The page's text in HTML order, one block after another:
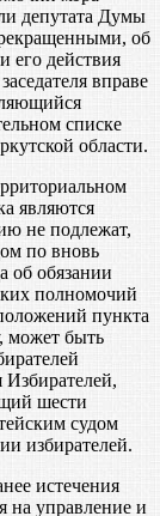
депутата Думы
об
его действия
вправе
списке
области.
являются
не подлежат,
по вновь
об обязании
полномочий
пункта
может быть
шести
судом
избирателей.
истечения
на управление и